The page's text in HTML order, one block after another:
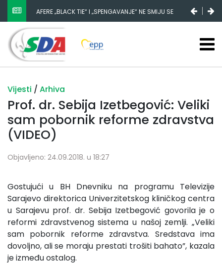
AFERE „BLACK TIE“ I „SPENGAVANJE“ NE SMIJU SE
ZATAŠKATI
Vijesti / Arhiva
Prof. dr. Sebija Izetbegović: Veliki
sam pobornik reforme zdravstva
(VIDEO)
Objavljeno: 24.09.2018. u 18:27
Gostujući u BH Dnevniku na programu Televizije
Sarajevo direktorica Univerzitetskog kliničkog centra
u Sarajevu prof. dr. Sebija Izetbegović govorila je o
reformi zdravstvenog sistema u našoj zemlji. „Veliki
sam pobornik reforme zdravstva. Sredstava ima
dovoljno, ali se moraju prestati trošiti bahato”, kazala
je između ostalog.